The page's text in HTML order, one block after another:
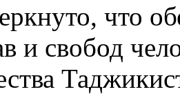
что
и свобод